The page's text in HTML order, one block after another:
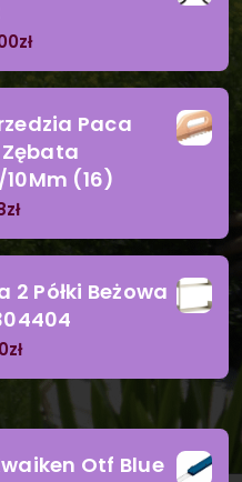
zł
Paca
(16)
zł
2 Półki Beżowa
zł
Otf Blue